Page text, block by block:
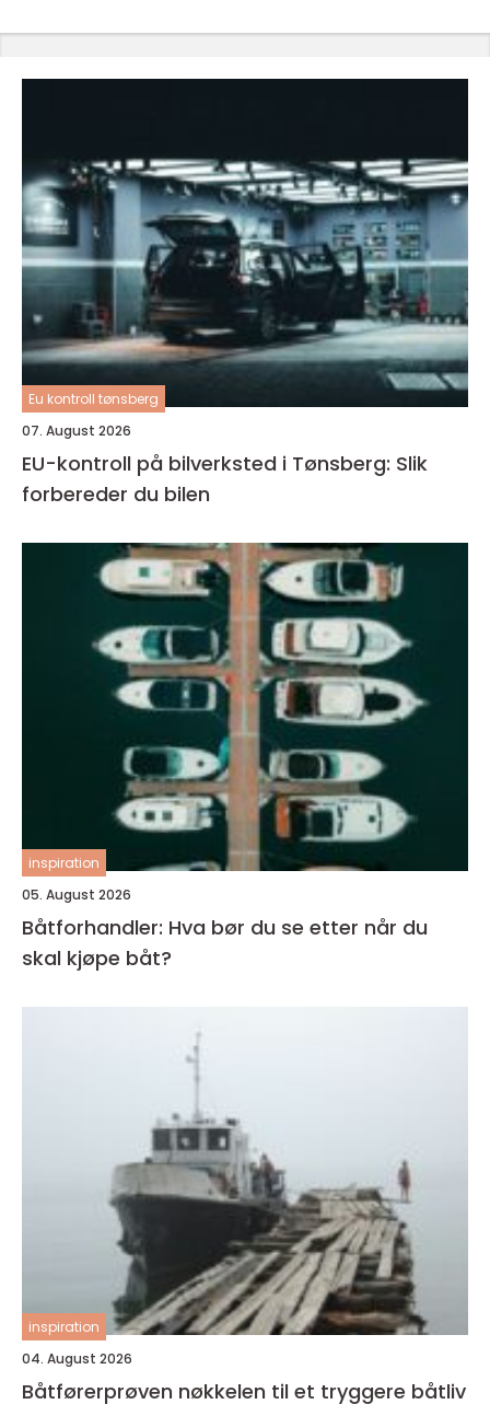
Eu kontroll tønsberg
07. August 2026
EU-kontroll på bilverksted i Tønsberg: Slik
forbereder du bilen
inspiration
05. August 2026
Båtforhandler: Hva bør du se etter når du
skal kjøpe båt?
inspiration
04. August 2026
Båtførerprøven nøkkelen til et tryggere båtliv